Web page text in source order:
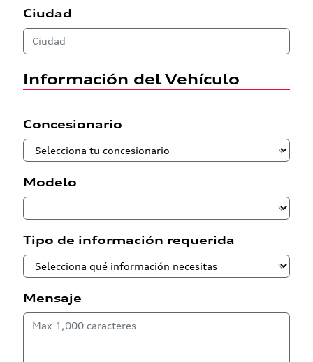
Ciudad
Información del Vehículo
Concesionario
Modelo
Tipo de información requerida
Mensaje